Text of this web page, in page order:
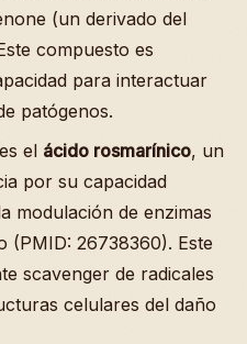
(un derivado del
compuesto es
para interactuar
patógenos.
el ácido rosmarínico, un
por su capacidad
modulación de enzimas
(PMID: 26738360). Este
scavenger de radicales
celulares del daño